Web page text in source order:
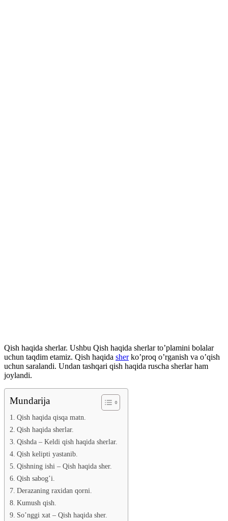
Qish haqida sherlar. Ushbu Qish haqida sherlar to’plamini bolalar
uchun taqdim etamiz. Qish haqida sherko’proq o’rganish va o’qish
uchun saralandi. Undan tashqari qish haqida ruscha sherlar ham
joylandi.
Mundarija
Qish haqida qisqa matn.
Qish haqida sherlar.
Qishda – Keldi qish haqida sherlar.
Qish kelipti yastanib.
Qishning ishi – Qish haqida sher.
Qish sabog’i.
Derazaning raxidan qorni.
Kumush qish.
So’nggi xat – Qish haqida sher.